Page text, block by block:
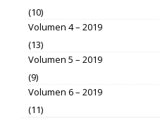
(10)
Volumen 4 – 2019
(13)
Volumen 5 – 2019
(9)
Volumen 6 – 2019
(11)